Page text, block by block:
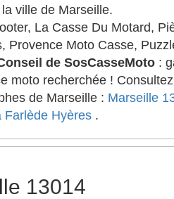
ville de Marseille.
La Casse Du Motard,
Provence Moto Casse,
de SosCasseMoto :
moto recherchée !
de Marseille : Marseille
Farlède Hyères .
13014